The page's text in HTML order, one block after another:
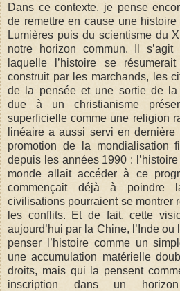
Dans ce contexte, je pense
de remettre en cause une
Lumières puis du scientisme du
notre horizon commun. Il
laquelle l’histoire se
construit par les marchands, les
de la pensée et une sortie de la
due à un christianisme
superficielle comme une religion
linéaire a aussi servi en
promotion de la mondialisation
depuis les années 1990 :
monde allait accéder à ce
commençait déjà à poindre
civilisations pourraient se montrer
les conflits. Et de fait, cette
aujourd’hui par la Chine, l’Inde
penser l’histoire comme un
une accumulation matérielle
droits, mais qui la pensent
inscription dans un